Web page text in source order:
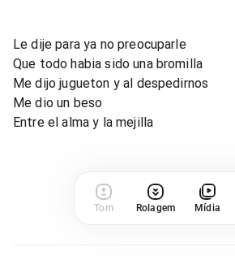
Le dije para ya no preocuparle
Que todo habia sido una bromilla
Me dijo jugueton y al despedirnos
Me dio un beso
Entre el alma y la mejilla
Tom Rolagem Mídia